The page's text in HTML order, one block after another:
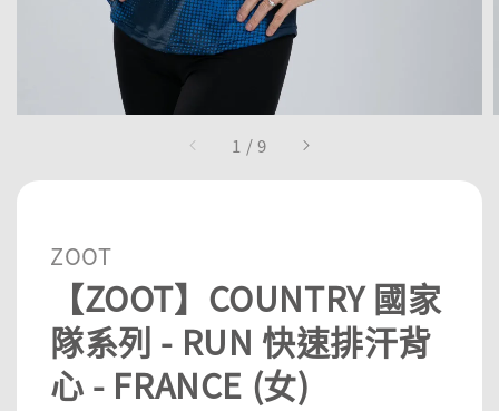
1 /9
ZOOT
【ZOOT】COUNTRY 國家
隊系列 - RUN 快速排汗背
心 - FRANCE (女)